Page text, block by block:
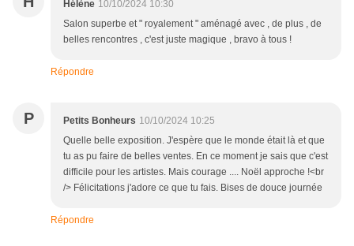
Hélène 10/10/2024 10:30
Salon superbe et " royalement " aménagé avec , de plus , de
belles rencontres , c'est juste magique , bravo à tous !
Répondre
P Petits Bonheurs 10/10/2024 10:25
Quelle belle exposition. J'espère que le monde était là et que
tu as pu faire de belles ventes. En ce moment je sais que c'est
difficile pour les artistes. Mais courage .... Noël approche !<br
/> Félicitations j'adore ce que tu fais. Bises de douce journée
Répondre